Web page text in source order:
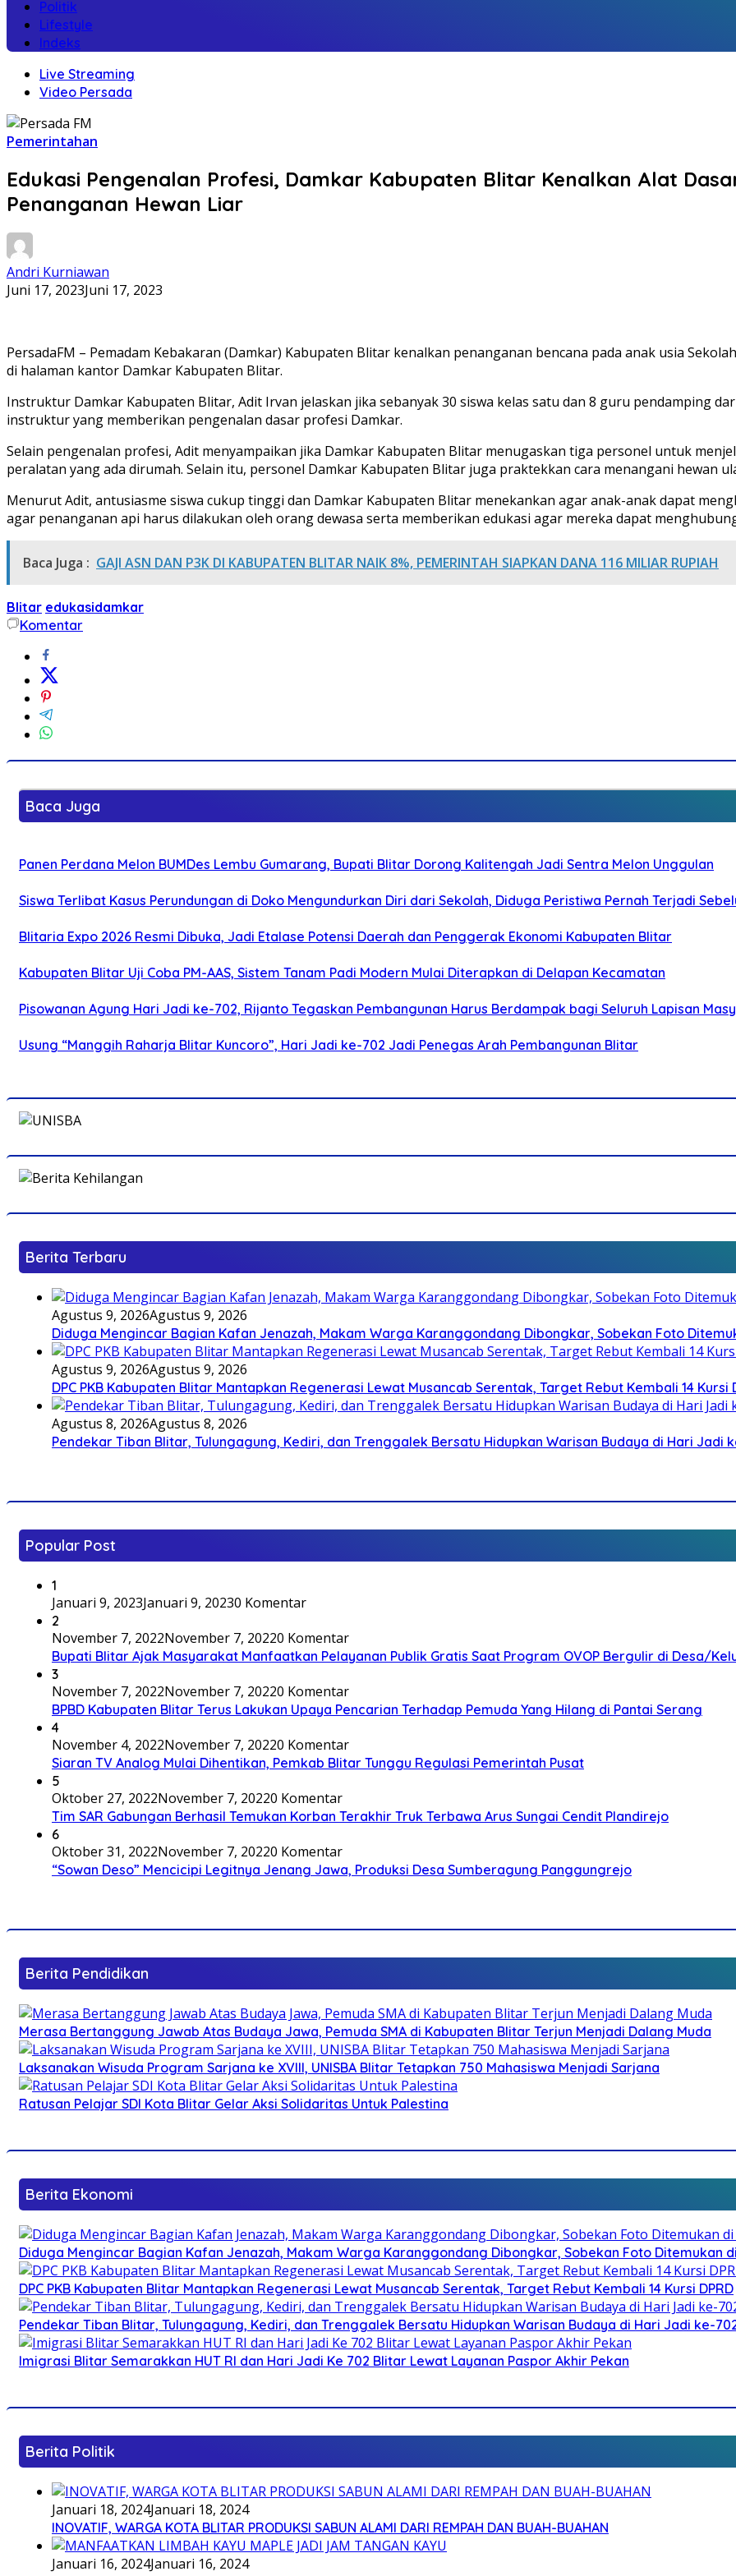
Politik
Lifestyle
Indeks
Live Streaming
Video Persada
Pemerintahan
Edukasi Pengenalan Profesi, Damkar Kabupaten Blitar Kenalkan Alat
Penanganan Hewan Liar
Andri Kurniawan
Juni 17, 2023Juni 17, 2023
PersadaFM – Pemadam Kebakaran (Damkar) Kabupaten Blitar kenalkan penanganan bencana pada anak usia
di halaman kantor Damkar Kabupaten Blitar.
Instruktur Damkar Kabupaten Blitar, Adit Irvan jelaskan jika sebanyak 30 siswa kelas satu dan 8 guru pendamping
instruktur yang memberikan pengenalan dasar profesi Damkar.
Selain pengenalan profesi, Adit menyampaikan jika Damkar Kabupaten Blitar menugaskan tiga personel untuk
peralatan yang ada dirumah. Selain itu, personel Damkar Kabupaten Blitar juga praktekkan cara menangani hewan
Menurut Adit, antusiasme siswa cukup tinggi dan Damkar Kabupaten Blitar menekankan agar anak-anak dapat
agar penanganan api harus dilakukan oleh orang dewasa serta memberikan edukasi agar mereka dapat
Baca Juga : GAJI ASN DAN P3K DI KABUPATEN BLITAR NAIK 8%, PEMERINTAH SIAPKAN DANA 116 MILIAR RUPIAH
Blitar edukasidamkar
Komentar
Baca Juga
Panen Perdana Melon BUMDes Lembu Gumarang, Bupati Blitar Dorong Kalitengah Jadi Sentra Melon Unggulan
Siswa Terlibat Kasus Perundungan di Doko Mengundurkan Diri dari Sekolah, Diduga Peristiwa Pernah Terjadi
Blitaria Expo 2026 Resmi Dibuka, Jadi Etalase Potensi Daerah dan Penggerak Ekonomi Kabupaten Blitar
Kabupaten Blitar Uji Coba PM-AAS, Sistem Tanam Padi Modern Mulai Diterapkan di Delapan Kecamatan
Pisowanan Agung Hari Jadi ke-702, Rijanto Tegaskan Pembangunan Harus Berdampak bagi Seluruh Lapisan
Usung “Manggih Raharja Blitar Kuncoro”, Hari Jadi ke-702 Jadi Penegas Arah Pembangunan Blitar
Berita Terbaru
Agustus 9, 2026Agustus 9, 2026
Diduga Mengincar Bagian Kafan Jenazah, Makam Warga Karanggondang Dibongkar, Sobekan Foto
Agustus 9, 2026Agustus 9, 2026
DPC PKB Kabupaten Blitar Mantapkan Regenerasi Lewat Musancab Serentak, Target Rebut Kembali 14 Kursi
Agustus 8, 2026Agustus 8, 2026
Pendekar Tiban Blitar, Tulungagung, Kediri, dan Trenggalek Bersatu Hidupkan Warisan Budaya di Hari Jadi
Popular Post
1
Januari 9, 2023Januari 9, 20230 Komentar
2
November 7, 2022November 7, 20220 Komentar
Bupati Blitar Ajak Masyarakat Manfaatkan Pelayanan Publik Gratis Saat Program OVOP Bergulir di Desa/
3
November 7, 2022November 7, 20220 Komentar
BPBD Kabupaten Blitar Terus Lakukan Upaya Pencarian Terhadap Pemuda Yang Hilang di Pantai Serang
4
November 4, 2022November 7, 20220 Komentar
Siaran TV Analog Mulai Dihentikan, Pemkab Blitar Tunggu Regulasi Pemerintah Pusat
5
Oktober 27, 2022November 7, 20220 Komentar
Tim SAR Gabungan Berhasil Temukan Korban Terakhir Truk Terbawa Arus Sungai Cendit Plandirejo
6
Oktober 31, 2022November 7, 20220 Komentar
“Sowan Deso” Mencicipi Legitnya Jenang Jawa, Produksi Desa Sumberagung Panggungrejo
Berita Pendidikan
Merasa Bertanggung Jawab Atas Budaya Jawa, Pemuda SMA di Kabupaten Blitar Terjun Menjadi Dalang Muda
Laksanakan Wisuda Program Sarjana ke XVIII, UNISBA Blitar Tetapkan 750 Mahasiswa Menjadi Sarjana
Ratusan Pelajar SDI Kota Blitar Gelar Aksi Solidaritas Untuk Palestina
Berita Ekonomi
Diduga Mengincar Bagian Kafan Jenazah, Makam Warga Karanggondang Dibongkar, Sobekan Foto Ditemukan
DPC PKB Kabupaten Blitar Mantapkan Regenerasi Lewat Musancab Serentak, Target Rebut Kembali 14 Kursi DPRD
Pendekar Tiban Blitar, Tulungagung, Kediri, dan Trenggalek Bersatu Hidupkan Warisan Budaya di Hari Jadi ke-
Imigrasi Blitar Semarakkan HUT RI dan Hari Jadi Ke 702 Blitar Lewat Layanan Paspor Akhir Pekan
Berita Politik
Januari 18, 2024Januari 18, 2024
INOVATIF, WARGA KOTA BLITAR PRODUKSI SABUN ALAMI DARI REMPAH DAN BUAH-BUAHAN
Januari 16, 2024Januari 16, 2024